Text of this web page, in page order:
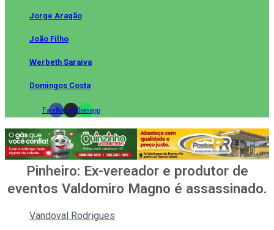
Jorge Aragão
João Filho
Werbeth Saraiva
Domingos Costa
FacebookInstagramWhatsapp
Pinheiro: Ex-vereador e produtor de
eventos Valdomiro Magno é assassinado.
Vandoval Rodrigues